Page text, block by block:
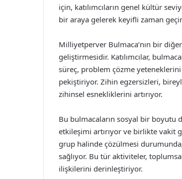
için, katılımcıların genel kültür
bir araya gelerek keyifli zaman
Milliyetperver Bulmaca’nın bir
geliştirmesidir. Katılımcılar,
süreç, problem çözme
pekiştiriyor. Zihin egzersizleri,
zihinsel esnekliklerini artırıyor.
Bu bulmacaların sosyal bir boyutu
etkileşimi artırıyor ve birlikte vakit
grup halinde çözülmesi
sağlıyor. Bu tür aktiviteler,
ilişkilerini derinleştiriyor.